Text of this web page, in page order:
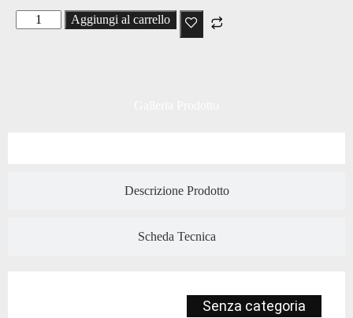
Aggiungi al carrello
Descrizione Prodotto
Scheda Tecnica
Senza categoria